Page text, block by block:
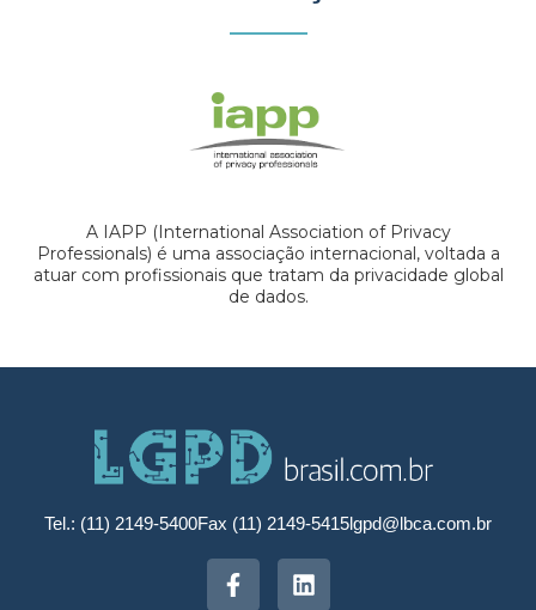
A IAPP (International Association of Privacy
Professionals) é uma associação internacional, voltada a
atuar com profissionais que tratam da privacidade global
de dados.
Tel.: (11) 2149-5400Fax (11) 2149-5415lgpd@lbca.com.br